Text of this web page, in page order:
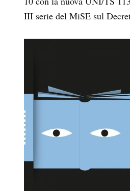
III serie del MiSE sul